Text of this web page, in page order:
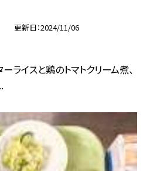
更新日 2024/11/06
ライスと鶏のトマトクリーム煮、